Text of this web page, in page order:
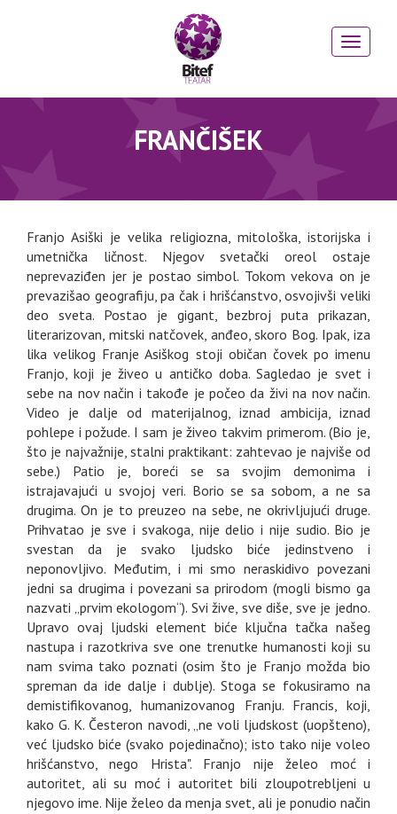
FRANČIŠEK
Franjo Asiški je velika religiozna, mitološka, istorijska i
umetnička ličnost. Njegov svetački oreol ostaje
neprevaziđen jer je postao simbol. Tokom vekova on je
prevazišao geografiju, pa čak i hrišćanstvo, osvojivši veliki
deo sveta. Postao je gigant, bezbroj puta prikazan,
literarizovan, mitski natčovek, anđeo, skoro Bog. Ipak, iza
lika velikog Franje Asiškog stoji običan čovek po imenu
Franjo, koji je živeo u antičko doba. Sagledao je svet i
sebe na nov način i takođe je počeo da živi na nov način.
Video je dalje od materijalnog, iznad ambicija, iznad
pohlepe i požude. I sam je živeo takvim primerom. (Bio je,
što je najvažnije, stalni praktikant: zahtevao je najviše od
sebe.) Patio je, boreći se sa svojim demonima i
istrajavajući u svojoj veri. Borio se sa sobom, a ne sa
drugima. On je to preuzeo na sebe, ne okrivljujući druge.
Prihvatao je sve i svakoga, nije delio i nije sudio. Bio je
svestan da je svako ljudsko biće jedinstveno i
neponovljivo. Međutim, i mi smo neraskidivo povezani
jedni sa drugima i povezani sa prirodom (mogli bismo ga
nazvati „prvim ekologom“). Svi žive, sve diše, sve je jedno.
Upravo ovaj ljudski element biće ključna tačka našeg
nastupa i razotkriva sve one trenutke humanosti koji su
nam svima tako poznati (osim što je Franjo možda bio
spreman da ide dalje i dublje). Stoga se fokusiramo na
demistifikovanog, humanizovanog Franju. Francis, koji,
kako G. K. Česteron navodi, „ne voli ljudskost (uopšteno),
već ljudsko biće (svako pojedinačno); isto tako nije voleo
hrišćanstvo, nego Hrista". Franjo nije želeo moć i
autoritet, ali su moć i autoritet bili zloupotrebljeni u
njegovo ime. Nije želeo da menja svet, ali je ponudio način